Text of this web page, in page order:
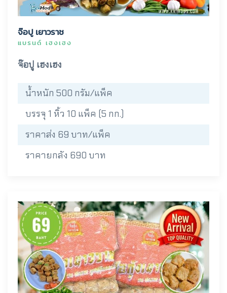
จ๊อปู เยาวราช
แบรนด์ เฮงเฮง
จ๊อปู เฮงเฮง
น้ำหนัก 500 กรัม/แพ็ค
บรรจุ 1 หิ้ว 10 แพ็ค (5 กก.)
ราคาส่ง 69 บาท/แพ็ค
ราคายกลัง 690 บาท